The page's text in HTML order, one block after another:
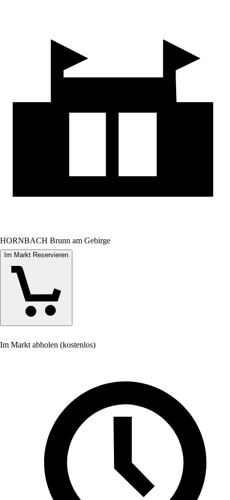
HORNBACH Brunn am Gebirge
Im Markt Reservieren
Im Markt abholen (kostenlos)